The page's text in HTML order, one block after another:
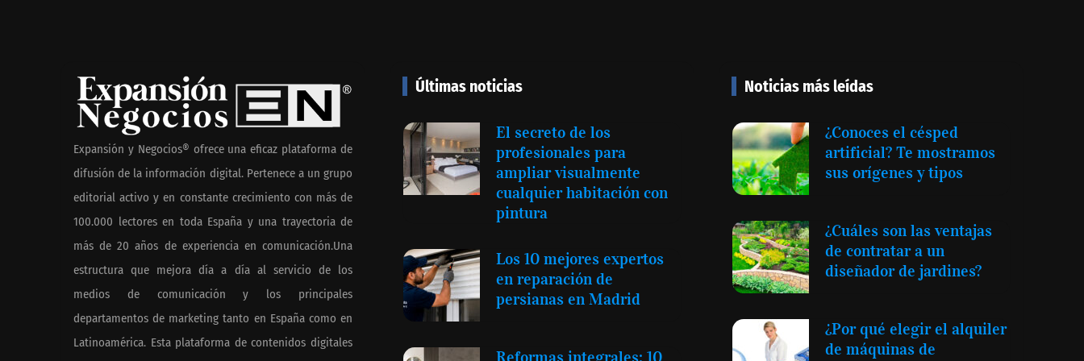
Grupo Modelo celebra a la
cerveza como la bebida que
el mundo elige para
reunirse: 7 de cada 10 la
escogen
Nicols presenta seis modelos
de anillos de compromiso
para el eclipse solar del 12
vencer. No pagues el
rescate’: el nuevo libro de
Juan Ricardo Palacio
Escobar
Expansión y Negocios® ofrece una eficaz plataforma de
difusión de la información digital. Pertenece a un grupo
editorial activo y en constante crecimiento con más de
100.000 lectores en toda España y una trayectoria de
más de 20 años de experiencia en comunicación.Una
estructura que mejora día a día al servicio de los
medios de comunicación y los principales
departamentos de marketing tanto en España como en
Latinoamérica. Esta plataforma de contenidos digitales
Últimas noticias
El secreto de los
profesionales para
ampliar visualmente
cualquier habitación con
pintura
Los 10 mejores expertos
en reparación de
persianas en Madrid
Reformas integrales: 10
Noticias más leídas
¿Conoces el césped
artificial? Te mostramos
sus orígenes y tipos
¿Cuáles son las ventajas
de contratar a un
diseñador de jardines?
¿Por qué elegir el alquiler
de máquinas de